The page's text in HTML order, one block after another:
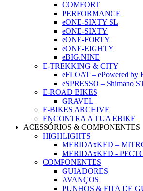
COMFORT
PERFORMANCE
eONE-SIXTY SL
eONE-SIXTY
eONE-FORTY
eONE-EIGHTY
eBIG.NINE
E-TREKKING & CITY
eFLOAT – ePowered by
eSPRESSO – Shimano
E-ROAD BIKES
GRAVEL
E-BIKES ARCHIVE
ENCONTRA A TUA EBIKE
ACESSÓRIOS & COMPONENTES
HIGHLIGHTS
MERIDAxKED –
MERIDAxKED -
COMPONENTES
GUIADORES
AVANÇOS
PUNHOS & FITA DE